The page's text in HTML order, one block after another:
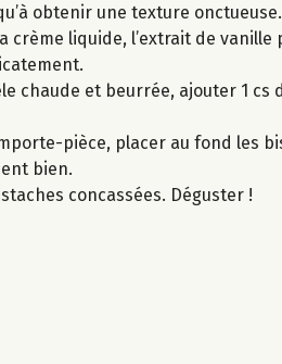
obtenir une texture onctueuse.
liquide, l’extrait de vanille
chaude et beurrée, ajouter 1 cs
pièce, placer au fond les
bien.
concassées. Déguster !